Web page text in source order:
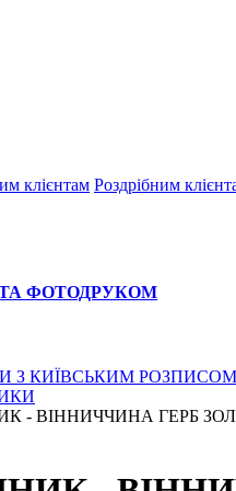
клієнтам Роздрібним
ФОТОДРУКОМ
З КИЇВСЬКИМ
- ВІННИЧЧИНА ГЕРБ